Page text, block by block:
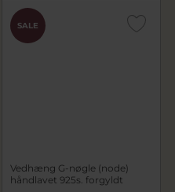
SALE
Vedhæng G-nøgle (node)
håndlavet 925s. forgyldt